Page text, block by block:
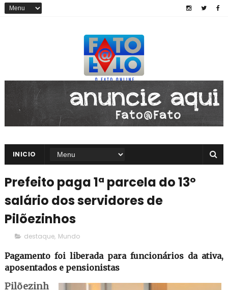
INICIO
Prefeito paga 1ª parcela do 13º
salário dos servidores de
Pilõezinhos
destaque, Mundo
Pagamento foi liberada para funcionários da ativa,
aposentados e pensionistas
Pilõezinh